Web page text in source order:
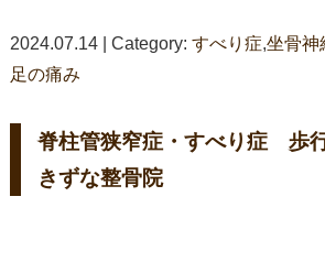
2024.07.14 | Category: すべり症,坐骨神
足の痛み
脊柱管狭窄症・すべり症
きずな整骨院